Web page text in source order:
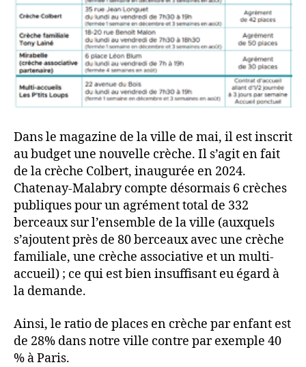
Dans le magazine de la ville de mai, il est inscrit
au budget une nouvelle crèche. Il s’agit en fait
de la crèche Colbert, inaugurée en 2024.
Chatenay-Malabry compte désormais 6 crèches
publiques pour un agrément total de 332
berceaux sur l’ensemble de la ville (auxquels
s’ajoutent près de 80 berceaux avec une crèche
familiale, une crèche associative et un multi-
accueil) ; ce qui est bien insuffisant eu égard à
la demande.
Ainsi, le ratio de places en crèche par enfant est
de 28% dans notre ville contre par exemple 40
% à Paris.